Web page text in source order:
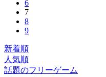
6
7
8
9
新着順
人気順
話題のフリーゲーム